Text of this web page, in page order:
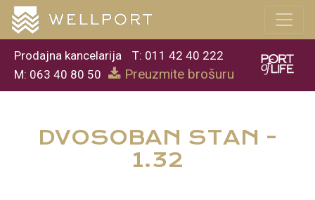
Prodajna kancelarija
T: 011 42 40 222
M: 063 40 80 50
Preuzmite brošuru
DVOSOBAN STAN -
1.32